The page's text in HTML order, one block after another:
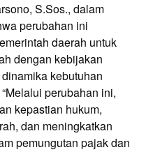
S.Sos., dalam
perubahan ini
daerah untuk
dengan kebijakan
kebutuhan
perubahan ini,
kepastian hukum,
dan meningkatkan
pemungutan pajak dan